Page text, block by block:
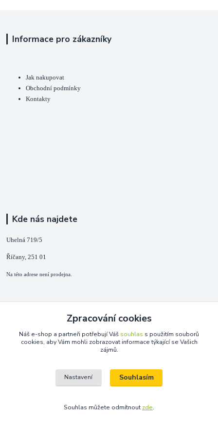
Informace pro zákazníky
Jak nakupovat
Obchodní podmínky
Kontakty
Kde nás najdete
Uhelná 719/5
Říčany, 251 01
Na této adrese není prodejna.
+420 725 889 873
(Po-Ne, 9-18 hod.)
Zpracování cookies
Náš e-shop a partneři potřebují Váš souhlas s použitím souborů
cookies, aby Vám mohli zobrazovat informace týkající se Vašich
zájmů.
Nastavení Souhlasím
Souhlas můžete odmítnout zde.